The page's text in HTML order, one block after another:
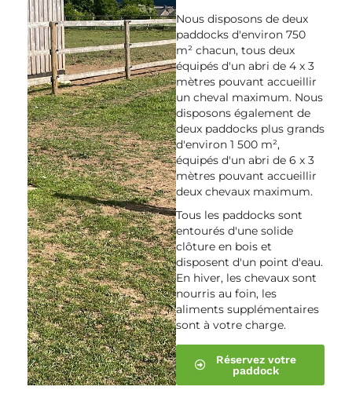
Nous disposons de deux
paddocks d'environ 750
m² chacun, tous deux
équipés d'un abri de 4 x 3
mètres pouvant accueillir
un cheval maximum. Nous
disposons également de
deux paddocks plus grands
d'environ 1 500 m²,
équipés d'un abri de 6 x 3
mètres pouvant accueillir
deux chevaux maximum.
Tous les paddocks sont
entourés d'une solide
clôture en bois et
disposent d'un point d'eau.
En hiver, les chevaux sont
nourris au foin, les
aliments supplémentaires
sont à votre charge.
Réservez votre
paddock